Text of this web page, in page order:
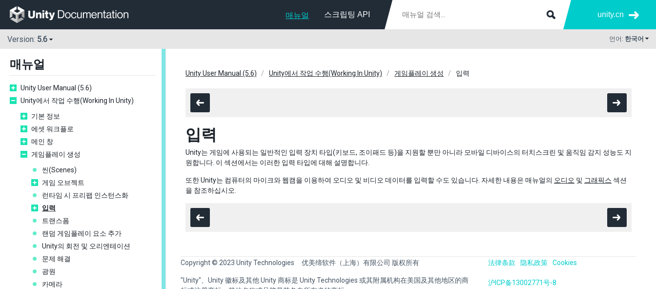
매뉴얼 스크립팅 API unity.cn
Version: 5.6 언어: 한국어
매뉴얼
Unity User Manual (5.6)
Unity에서 작업 수행(Working In Unity)
기본 정보
에셋 워크플로
메인 창
게임플레이 생성
씬(Scenes)
게임 오브젝트
런타임 시 프리팹 인스턴스화
입력
트랜스폼
랜덤 게임플레이 요소 추가
Unity의 회전 및 오리엔테이션
문제 해결
광원
카메라
Unity User Manual (5.6) Unity에서 작업 수행(Working In Unity) 게임플레이 생성 입력
입력
Unity는 게임에 사용되는 일반적인 입력 장치 타입(키보드, 조이패드 등)을 지원할 뿐만 아니라 모바일 디바이스의 터치스크린 및 움직임 감지 성능도 지
원합니다. 이 섹션에서는 이러한 입력 타입에 대해 설명합니다.
또한 Unity는 컴퓨터의 마이크와 웹캠을 이용하여 오디오 및 비디오 데이터를 입력할 수도 있습니다. 자세한 내용은 매뉴얼의 오디오 및 그래픽스 섹션
을 참조하십시오.
Copyright © 2023 Unity Technologies 优美缔软件（上海）有限公司 版权所有
"Unity"、Unity 徽标及其他 Unity 商标是 Unity Technologies 或其附属机构在美国及其他地区的商
法律条款 隐私政策 Cookies
沪ICP备13002771号-8